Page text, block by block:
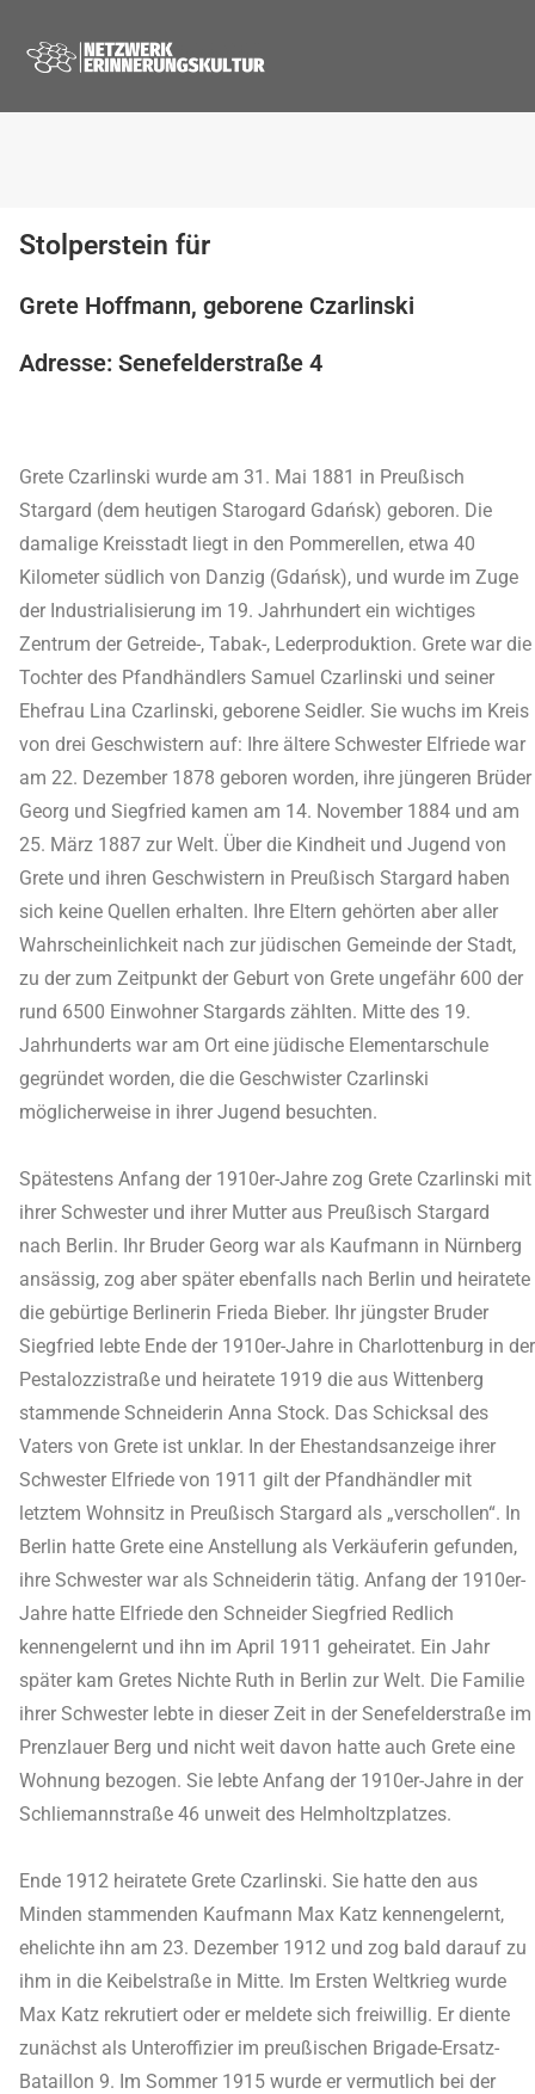
Stolperstein für
Grete Hoffmann, geborene Czarlinski
Adresse: Senefelderstraße 4
Grete Czarlinski wurde am 31. Mai 1881 in Preußisch
Stargard (dem heutigen Starogard Gdańsk) geboren. Die
damalige Kreisstadt liegt in den Pommerellen, etwa 40
Kilometer südlich von Danzig (Gdańsk), und wurde im Zuge
der Industrialisierung im 19. Jahrhundert ein wichtiges
Zentrum der Getreide-, Tabak-, Lederproduktion. Grete war die
Tochter des Pfandhändlers Samuel Czarlinski und seiner
Ehefrau Lina Czarlinski, geborene Seidler. Sie wuchs im Kreis
von drei Geschwistern auf: Ihre ältere Schwester Elfriede war
am 22. Dezember 1878 geboren worden, ihre jüngeren Brüder
Georg und Siegfried kamen am 14. November 1884 und am
25. März 1887 zur Welt. Über die Kindheit und Jugend von
Grete und ihren Geschwistern in Preußisch Stargard haben
sich keine Quellen erhalten. Ihre Eltern gehörten aber aller
Wahrscheinlichkeit nach zur jüdischen Gemeinde der Stadt,
zu der zum Zeitpunkt der Geburt von Grete ungefähr 600 der
rund 6500 Einwohner Stargards zählten. Mitte des 19.
Jahrhunderts war am Ort eine jüdische Elementarschule
gegründet worden, die die Geschwister Czarlinski
möglicherweise in ihrer Jugend besuchten.
Spätestens Anfang der 1910er-Jahre zog Grete Czarlinski mit
ihrer Schwester und ihrer Mutter aus Preußisch Stargard
nach Berlin. Ihr Bruder Georg war als Kaufmann in Nürnberg
ansässig, zog aber später ebenfalls nach Berlin und heiratete
die gebürtige Berlinerin Frieda Bieber. Ihr jüngster Bruder
Siegfried lebte Ende der 1910er-Jahre in Charlottenburg in der
Pestalozzistraße und heiratete 1919 die aus Wittenberg
stammende Schneiderin Anna Stock. Das Schicksal des
Vaters von Grete ist unklar. In der Ehestandsanzeige ihrer
Schwester Elfriede von 1911 gilt der Pfandhändler mit
letztem Wohnsitz in Preußisch Stargard als „verschollen“. In
Berlin hatte Grete eine Anstellung als Verkäuferin gefunden,
ihre Schwester war als Schneiderin tätig. Anfang der 1910er-
Jahre hatte Elfriede den Schneider Siegfried Redlich
kennengelernt und ihn im April 1911 geheiratet. Ein Jahr
später kam Gretes Nichte Ruth in Berlin zur Welt. Die Familie
ihrer Schwester lebte in dieser Zeit in der Senefelderstraße im
Prenzlauer Berg und nicht weit davon hatte auch Grete eine
Wohnung bezogen. Sie lebte Anfang der 1910er-Jahre in der
Schliemannstraße 46 unweit des Helmholtzplatzes.
Ende 1912 heiratete Grete Czarlinski. Sie hatte den aus
Minden stammenden Kaufmann Max Katz kennengelernt,
ehelichte ihn am 23. Dezember 1912 und zog bald darauf zu
ihm in die Keibelstraße in Mitte. Im Ersten Weltkrieg wurde
Max Katz rekrutiert oder er meldete sich freiwillig. Er diente
zunächst als Unteroffizier im preußischen Brigade-Ersatz-
Bataillon 9. Im Sommer 1915 wurde er vermutlich bei der